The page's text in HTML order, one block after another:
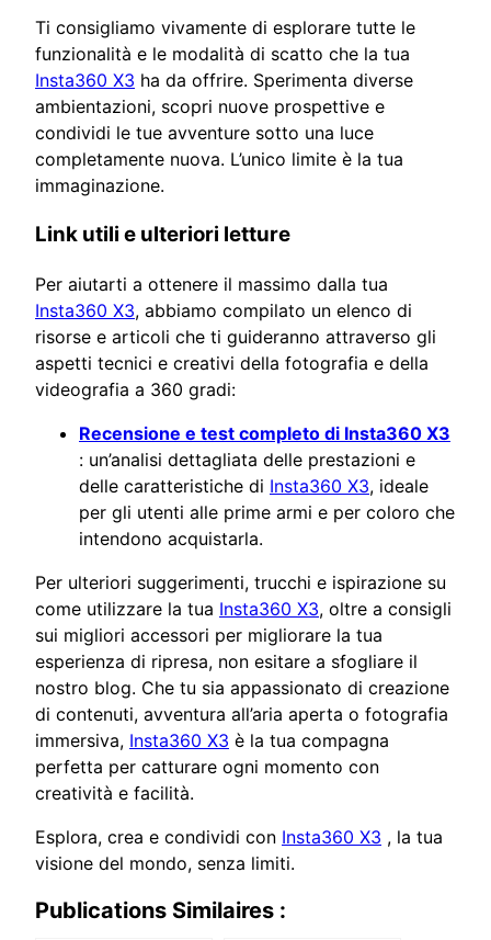
Ti consigliamo vivamente di esplorare tutte le
funzionalità e le modalità di scatto che la tua
Insta360 X3 ha da offrire. Sperimenta diverse
ambientazioni, scopri nuove prospettive e
condividi le tue avventure sotto una luce
completamente nuova. L’unico limite è la tua
immaginazione.
Link utili e ulteriori letture
Per aiutarti a ottenere il massimo dalla tua
Insta360 X3, abbiamo compilato un elenco di
risorse e articoli che ti guideranno attraverso gli
aspetti tecnici e creativi della fotografia e della
videografia a 360 gradi:
Recensione e test completo di Insta360 X3
: un’analisi dettagliata delle prestazioni e
delle caratteristiche di Insta360 X3, ideale
per gli utenti alle prime armi e per coloro che
intendono acquistarla.
Per ulteriori suggerimenti, trucchi e ispirazione su
come utilizzare la tua Insta360 X3, oltre a consigli
sui migliori accessori per migliorare la tua
esperienza di ripresa, non esitare a sfogliare il
nostro blog. Che tu sia appassionato di creazione
di contenuti, avventura all’aria aperta o fotografia
immersiva, Insta360 X3 è la tua compagna
perfetta per catturare ogni momento con
creatività e facilità.
Esplora, crea e condividi con Insta360 X3 , la tua
visione del mondo, senza limiti.
Publications Similaires :